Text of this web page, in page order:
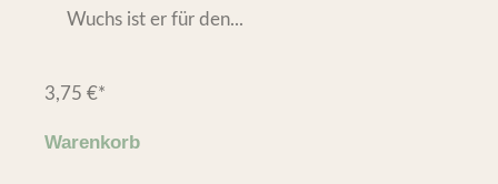
Wuchs ist er für den...
3,75 €*
Warenkorb